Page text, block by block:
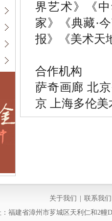
界艺术》《
家》《典藏·
报》《美术天
合作机构
萨奇画廊 北
京 上海多伦
关于我们 联系我们
福建省漳州市芗城区天利仁和2